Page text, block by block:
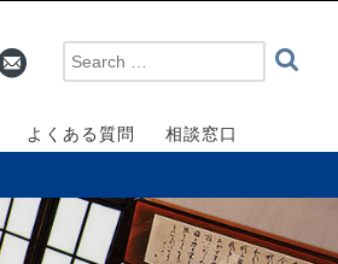
よくある質問 相談窓口